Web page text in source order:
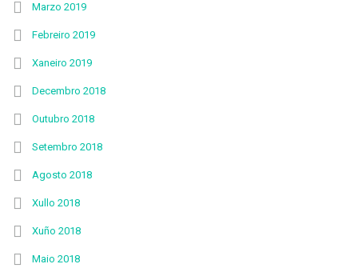
Marzo 2019
Febreiro 2019
Xaneiro 2019
Decembro 2018
Outubro 2018
Setembro 2018
Agosto 2018
Xullo 2018
Xuño 2018
Maio 2018